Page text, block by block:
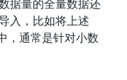
据量的全量数据还
入，比如将上述
，通常是针对小数